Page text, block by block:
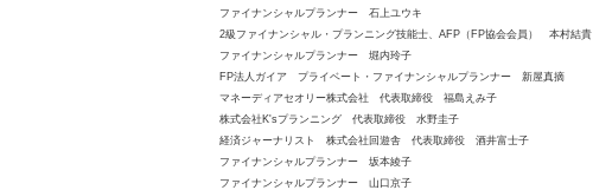
ファイナンシャルプランナー 石上ユウキ
2級ファイナンシャル・プランニング技能士、AFP（FP協会会員） 本村結貴
ファイナンシャルプランナー 堀内玲子
FP法人ガイア プライベート・ファイナンシャルプランナー 新屋真摘
マネーディアセオリー株式会社 代表取締役 福島えみ子
株式会社K'sプランニング 代表取締役 水野圭子
経済ジャーナリスト 株式会社回遊舎 代表取締役 酒井富士子
ファイナンシャルプランナー 坂本綾子
ファイナンシャルプランナー 山口京子